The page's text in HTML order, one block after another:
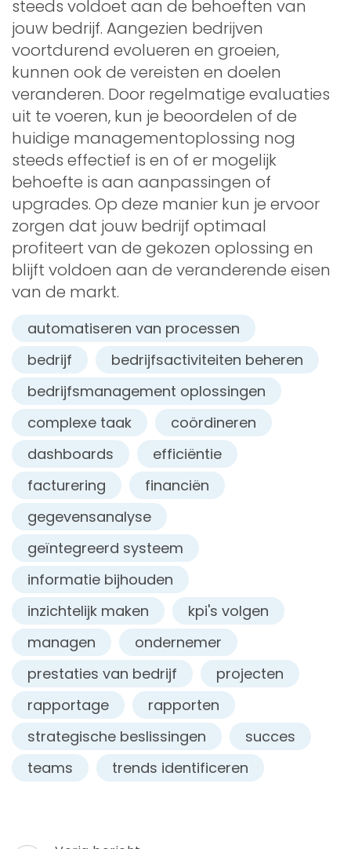
steeds voldoet aan de behoeften van
jouw bedrijf. Aangezien bedrijven
voortdurend evolueren en groeien,
kunnen ook de vereisten en doelen
veranderen. Door regelmatige evaluaties
uit te voeren, kun je beoordelen of de
huidige managementoplossing nog
steeds effectief is en of er mogelijk
behoefte is aan aanpassingen of
upgrades. Op deze manier kun je ervoor
zorgen dat jouw bedrijf optimaal
profiteert van de gekozen oplossing en
blijft voldoen aan de veranderende eisen
van de markt.
automatiseren van processen
bedrijf
bedrijfsactiviteiten beheren
bedrijfsmanagement oplossingen
complexe taak
coördineren
dashboards
efficiëntie
facturering
financiën
gegevensanalyse
geïntegreerd systeem
informatie bijhouden
inzichtelijk maken
kpi's volgen
managen
ondernemer
prestaties van bedrijf
projecten
rapportage
rapporten
strategische beslissingen
succes
teams
trends identificeren